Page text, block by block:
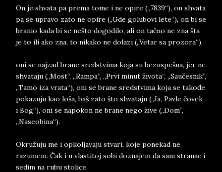
On je shvata pa prema tome i ne opire („7839“), on shvata
pa se upravo zato ne opire („Gde golubovi lete“), on bi se
branio kada bi se nešto dogodilo, ali on tačno ne zna šta
je to ili ako zna, to nikako ne dolazi („Vetar sa prozora“),
oni se najzad brane sredstvima koja su bezuspešna, jer ne
shvataju („Most“, „Rampa“, „Prvi minut života“, „Saučesnik“,
„Tamo iza vrata“), oni se brane sredstvima koja se takođe
pokazuju kao loša, baš zato što shvataju („Ja, Pavle čovek
i Bog“), oni se napokon ne brane nego žive („Dom“,
„Naseobina“).
Okružuju me i opkoljavaju stvari, koje ponekad ne
razumem. Čak i u vlastitoj sobi doznajem da sam stranac i
sedim na rubu stolice.